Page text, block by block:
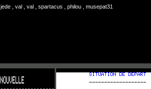
jede , val , val , spartacus , philou , musepat31